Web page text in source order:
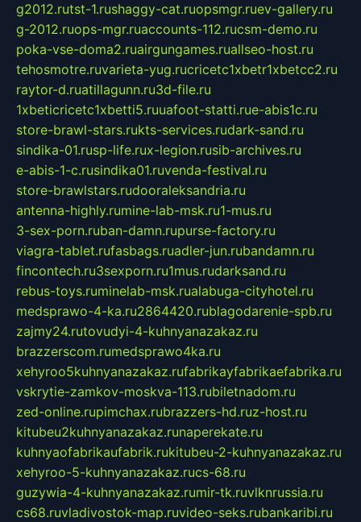
g2012.rutst-1.rushaggy-cat.ruopsmgr.ruev-gallery.ru
g-2012.ruops-mgr.ruaccounts-112.rucsm-demo.ru
poka-vse-doma2.ruairgungames.ruallseo-host.ru
tehosmotre.ruvarieta-yug.rucricetc1xbetr1xbetcc2.ru
raytor-d.ruatillagunn.ru3d-file.ru
1xbeticricetc1xbetti5.ruuafoot-statti.rue-abis1c.ru
store-brawl-stars.rukts-services.rudark-sand.ru
sindika-01.rusp-life.rux-legion.rusib-archives.ru
e-abis-1-c.rusindika01.ruvenda-festival.ru
store-brawlstars.rudooraleksandria.ru
antenna-highly.rumine-lab-msk.ru1-mus.ru
3-sex-porn.ruban-damn.rupurse-factory.ru
viagra-tablet.rufasbags.ruadler-jun.rubandamn.ru
fincontech.ru3sexporn.ru1mus.rudarksand.ru
rebus-toys.ruminelab-msk.rualabuga-cityhotel.ru
medsprawo-4-ka.ru2864420.rublagodarenie-spb.ru
zajmy24.rutovudyi-4-kuhnyanazakaz.ru
brazzerscom.rumedsprawo4ka.ru
xehyroo5kuhnyanazakaz.rufabrikayfabrikaefabrika.ru
vskrytie-zamkov-moskva-113.rubiletnadom.ru
zed-online.rupimchax.rubrazzers-hd.ruz-host.ru
kitubeu2kuhnyanazakaz.runaperekate.ru
kuhnyaofabrikaufabrik.rukitubeu-2-kuhnyanazakaz.ru
xehyroo-5-kuhnyanazakaz.rucs-68.ru
guzywia-4-kuhnyanazakaz.rumir-tk.ruvlknrussia.ru
cs68.ruvladivostok-map.ruvideo-seks.rubankaribi.ru